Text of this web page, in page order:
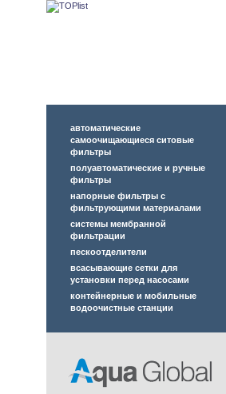
автоматические
самоочищающиеся ситовые
фильтры
полуавтоматические и ручные
фильтры
напорные фильтры с
фильтрующими материалами
системы мембранной
фильтрации
пескоотделители
всасывающие сетки для
установки перед насосами
контейнерные и мобильные
водоочистные станции